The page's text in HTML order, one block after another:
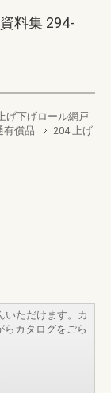
料集 294-
げ下げロール網戸
有償品
204 上げ
いただけます。カ
らカタログをごら